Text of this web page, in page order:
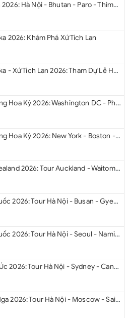
Du lịch Bhutan 2026: Hà Nội - Bhutan - Paro - Thimphu - Punakha
2026: Khám Phá Xứ Tích Lan
Du lịch Sri Lanka - Xứ Tích Lan 2026: Tham Dự Lễ Hội Rước Xá Lợi Răng Phật
Du Lịch Bờ Đông Hoa Kỳ 2026: Washington DC - Philadelphia - New York - Boston - New Hampshire White Mountains - Albany - Niagara Falls - Buffalo - Corning - New York
Du Lịch Bờ Đông Hoa Kỳ 2026: New York - Boston - New Hampshire - Artist’s Bluff - Echo Lake Kancamagus Highway - White Mountains - Albany - Buffalo Niagara Falls - Corning - Washington DC
Du lịch New Zealand 2026: Tour Auckland - Waitomo - Taupo - Rotorua - Matamata - Hamilton
Du lịch Hàn Quốc 2026: Tour Hà Nội - Busan - Gyeongju - Seoul - Đảo Nami - Tàu Điện Ven Biển Haeundae - Cầu Kính Oryukdo - Làng Văn Hóa Huinnyeoul
Du lịch Hàn Quốc 2026: Tour Hà Nội - Seoul - Nami - Everland - Painter Show - Thư Viện Sách
Du Lịch Nước Úc 2026: Tour Hà Nội - Sydney - Canberra - Melbourne - Hà Nội
Du lịch nước Nga 2026: Tour Hà Nội - Moscow - Saint Petersburg từ Hà Nội